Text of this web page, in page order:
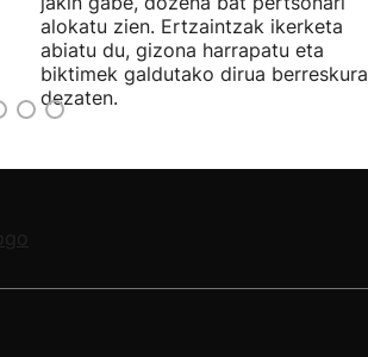
alokatu zien. Ertzaintzak ikerketa
abiatu du, gizona harrapatu eta
biktimek galdutako dirua berreskura
dezaten.